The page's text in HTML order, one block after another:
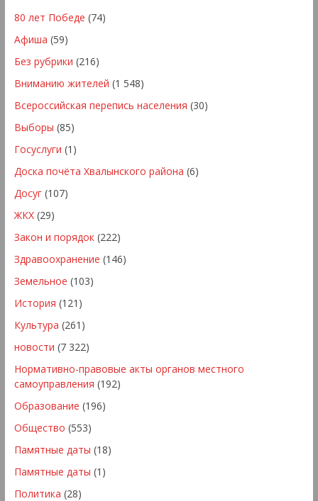
80 лет Победе (74)
Афиша (59)
Без рубрики (216)
Вниманию жителей (1 548)
Всероссийская перепись населения (30)
Выборы (85)
Госуслуги (1)
Доска почёта Хвалынского района (6)
Досуг(107)
ЖКХ(29)
Закон и порядок(222)
Здравоохранение (146)
Земельное (103)
История (121)
Культура (261)
новости (7 322)
Нормативно-правовые акты органов местного
самоуправления (192)
Образование (196)
Общество (553)
Памятные даты (18)
Памятные даты (1)
Политика (28)